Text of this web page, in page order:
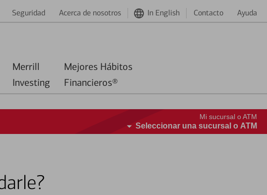
Seguridad Acerca de nosotros In English Contacto Ayuda
Merrill
Investing
Mejores Hábitos
Financieros®
Mi sucursal o ATM
Seleccionar una sucursal o ATM